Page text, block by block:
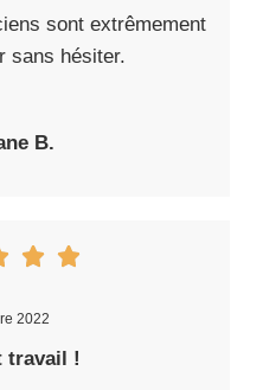
sont extrêmement
sans hésiter.
B.
2022
travail !